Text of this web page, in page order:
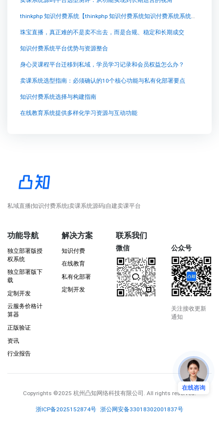
thinkphp 知识付费系统【thinkphp 知识付费系统知识付费系统系统怎么制作，知识付费系统搭建使用教程】
珠宝直播，真正难的不是卖不出去，而是合规、稳定和长期成交
知识付费系统平台优势与资源整合
身心灵课程平台迁移到私域，学员学习记录和会员权益怎么办？
卖课系统选型指南：必须确认的10个核心功能与私有化部署要点
知识付费系统选择与构建指南
在线教育系统提供多样化学习资源与互动功能
私域直播|知识付费系统|卖课系统源码|自建卖课平台
功能导航
独立部署版授
权系统
独立部署版下
载
定制开发
云服务价格计
算器
正版验证
资讯
行业报告
解决方案
知识付费
在线教育
私有化部署
定制开发
联系我们
微信 公众号
关注接收更新
通知
Copyrights ©2025 杭州凸知网络科技有限公司 . All rights reserved.
浙ICP备2025152874号 浙公网安备33018302001837号
在线咨询